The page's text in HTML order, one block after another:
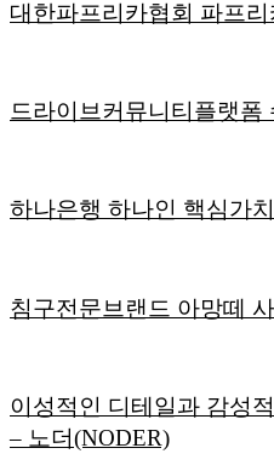
대한파프리카협회 파프
드라이브커뮤니티플랫
하나은행 하나인 핵심가
침구전문브랜드 아망떼
이성적인 디테일과 감성
– 노더(NODER)